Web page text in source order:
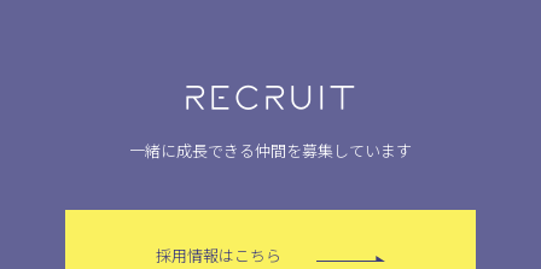
RECRUIT
一緒に成長できる仲間を募集しています
採用情報はこちら